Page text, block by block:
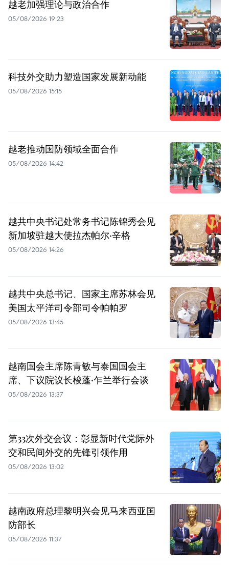
越老加强理论与政治合作
05/08/2026 19:23
科技外交助力塑造国家发展新动能
05/08/2026 15:15
越老推动国防领域全面合作
05/08/2026 14:42
越共中央书记处常务书记陈锦秀会见
新加坡驻越大使拉杰帕尔·辛格
05/08/2026 14:26
越共中央总书记、国家主席苏林会见
美国太平洋司令部司令帕帕罗
05/08/2026 13:45
越南国会主席陈青敏与泰国国会主
席、下议院议长梭蓬·乍兰举行会谈
05/08/2026 13:37
第33次外交会议：彰显新时代党际外
交和民间外交的先锋引领作用
05/08/2026 13:02
越南政府总理黎明兴会见马来西亚国
防部长
05/08/2026 11:37